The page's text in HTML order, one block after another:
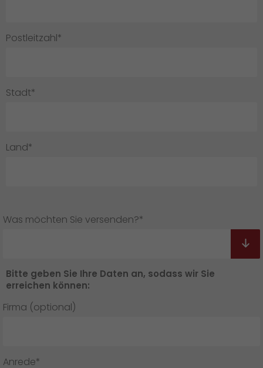
Postleitzahl*
Stadt*
Land*
Was möchten Sie versenden?*
Bitte geben Sie Ihre Daten an, sodass wir Sie
erreichen können:
Firma (optional)
Anrede*